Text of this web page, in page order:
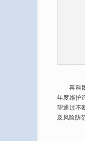
喜科团
年度维护
望通过不
及风险防